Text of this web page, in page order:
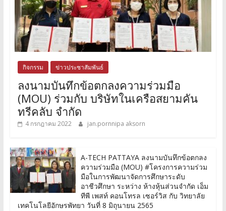
กิจกรรม ข่าวประชาสัมพันธ์
ลงนามบันทึกข้อตกลงความร่วมมือ
(MOU) ร่วมกับ บริษัทในเครือสยามคัน
ทรีคลับ จำกัด
4 กรกฎาคม 2022 jan.pornnipa aksorn
A-TECH PATTAYA ลงนามบันทึกข้อตกลง
ความร่วมมือ (MOU) #โครงการความร่วม
มือในการพัฒนาจัดการศึกษาระดับ
อาชีวศึกษา ระหว่าง ห้างหุ้นส่วนจำกัด เอ็ม
ทีพี เพสท์ คอนโทรล เซอร์วิส กับ วิทยาลัย
เทคโนโลยีอักษรพัทยา วันที่ 8 มิถุนายน 2565